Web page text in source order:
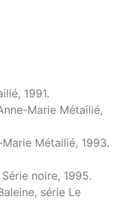
1991.
Marie Métailié,
Métailié, 1993.
Série noire, 1995.
série Le